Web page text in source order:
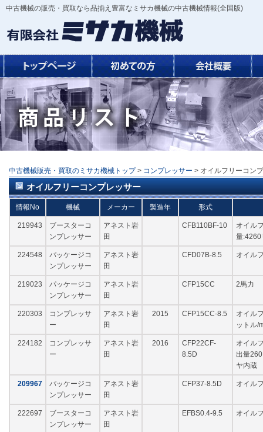
中古機械の販売・買取なら品揃え豊富なミサカ機械の中古機械情報(全国版)
中古機械販売・買取のミサカ機械トップ > コンプレッサー > オイルフリーコン
オイルフリーコンプレッサー
情報No 機械 メーカー 製造年 形式
219943
ブースターコ
ンプレッサー
アネスト岩
田
CFB110BF-10
オイル
量:4260
224548
パッケージコ
ンプレッサー
アネスト岩
田
CFD07B-8.5 オイル
219023
パッケージコ
ンプレッサー
アネスト岩
田
CFP15CC 2馬力
220303
コンプレッサ
ー
アネスト岩
田
2015 CFP15CC-8.5
オイル
ットル/
224182
コンプレッサ
ー
アネスト岩
田
2016
CFP22CF-
8.5D
オイル
出量
ヤ内蔵
209967
パッケージコ
ンプレッサー
アネスト岩
田
CFP37-8.5D オイル
222697
ブースターコ
ンプレッサー
アネスト岩
田
EFBS0.4-9.5 オイル